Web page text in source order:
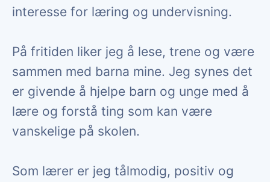
interesse for læring og undervisning.
På fritiden liker jeg å lese, trene og være
sammen med barna mine. Jeg synes det
er givende å hjelpe barn og unge med å
lære og forstå ting som kan være
vanskelige på skolen.
Som lærer er jeg tålmodig, positiv og